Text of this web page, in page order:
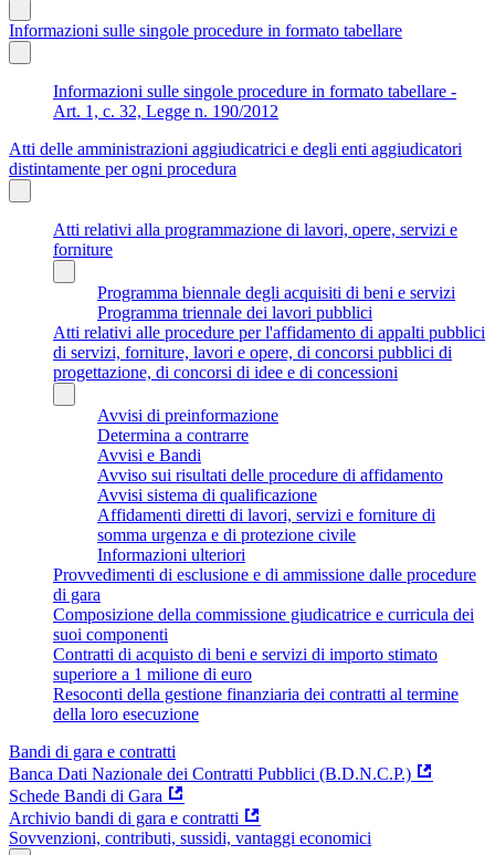
Informazioni sulle singole procedure in formato tabellare
Informazioni sulle singole procedure in formato tabellare -
Art. 1, c. 32, Legge n. 190/2012
Atti delle amministrazioni aggiudicatrici e degli enti aggiudicatori
distintamente per ogni procedura
Atti relativi alla programmazione di lavori, opere, servizi e
forniture
Programma biennale degli acquisiti di beni e servizi
Programma triennale dei lavori pubblici
Atti relativi alle procedure per l'affidamento di appalti pubblici
di servizi, forniture, lavori e opere, di concorsi pubblici di
progettazione, di concorsi di idee e di concessioni
Avvisi di preinformazione
Determina a contrarre
Avvisi e Bandi
Avviso sui risultati delle procedure di affidamento
Avvisi sistema di qualificazione
Affidamenti diretti di lavori, servizi e forniture di
somma urgenza e di protezione civile
Informazioni ulteriori
Provvedimenti di esclusione e di ammissione dalle procedure
di gara
Composizione della commissione giudicatrice e curricula dei
suoi componenti
Contratti di acquisto di beni e servizi di importo stimato
superiore a 1 milione di euro
Resoconti della gestione finanziaria dei contratti al termine
della loro esecuzione
Bandi di gara e contratti
Banca Dati Nazionale dei Contratti Pubblici (B.D.N.C.P.)
Schede Bandi di Gara
Archivio bandi di gara e contratti
Sovvenzioni, contributi, sussidi, vantaggi economici